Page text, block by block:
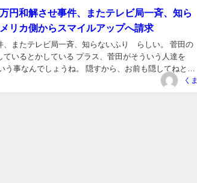
円和解させ事件、またテレビ局一斉、知ら
カ側からスマイルアップへ請求
たテレビ局一斉、知らないふり らしい。 菅田の
いるとかしている プラス、菅田がそういう人達を
。 隠すから、お前も隠してねとい
くま